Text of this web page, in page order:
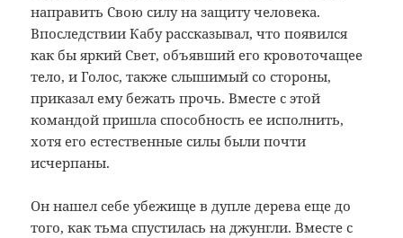
направить Свою силу на защиту человека.
Впоследствии Кабу рассказывал, что появился
как бы яркий Свет, объявший его кровоточащее
тело, и Голос, также слышимый со стороны,
приказал ему бежать прочь. Вместе с этой
командой пришла способность ее исполнить,
хотя его естественные силы были почти
исчерпаны.
Он нашел себе убежище в дупле дерева еще до
того, как тьма спустилась на джунгли. Вместе с